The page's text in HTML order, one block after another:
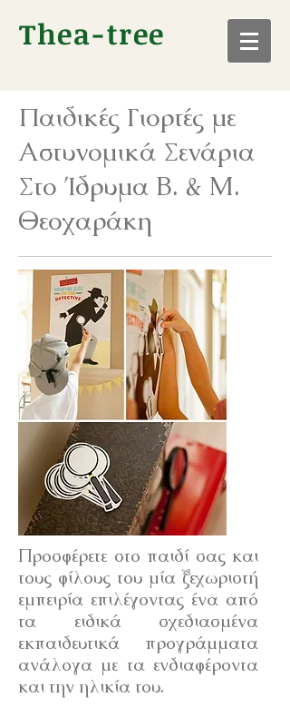
Thea-tree
Παιδικές Γιορτές με
Αστυνομικά Σενάρια
Στο Ίδρυμα Β. & Μ.
Θεοχαράκη
Προσφέρετε στο παιδί σας και
τους φίλους του μία ξεχωριστή
εμπειρία επιλέγοντας ένα από
τα ειδικά σχεδιασμένα
εκπαιδευτικά προγράμματα
ανάλογα με τα ενδιαφέροντα
και την ηλικία του.